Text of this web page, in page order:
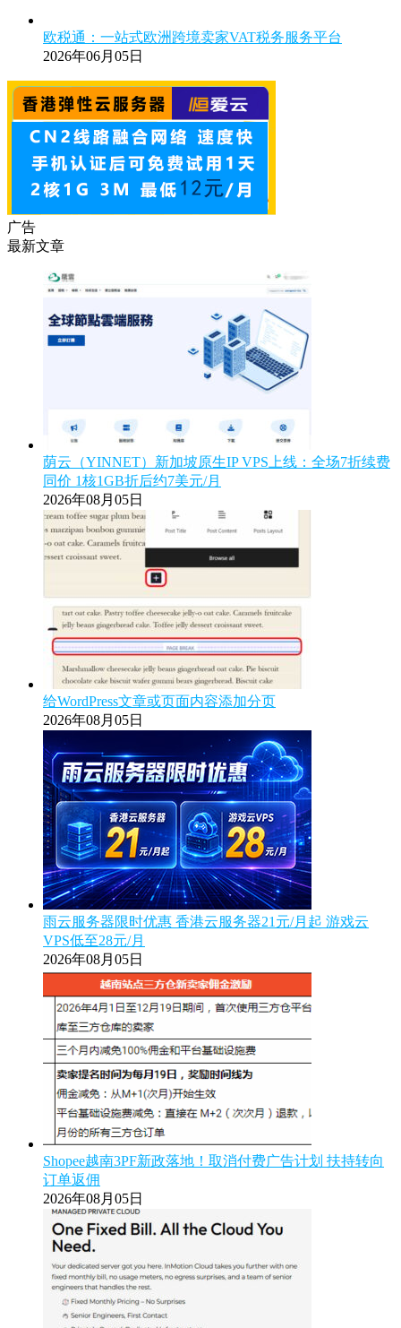
欧税通：一站式欧洲跨境卖家VAT税务服务平台
2026年06月05日
广告
最新文章
荫云（YINNET）新加坡原生IP VPS上线：全场7折续费
同价 1核1GB折后约7美元/月
2026年08月05日
给WordPress文章或页面内容添加分页
2026年08月05日
雨云服务器限时优惠 香港云服务器21元/月起 游戏云
VPS低至28元/月
2026年08月05日
Shopee越南3PF新政落地！取消付费广告计划 扶持转向
订单返佣
2026年08月05日